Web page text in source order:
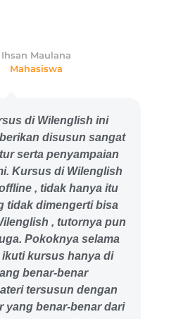
di Wilenglish ini
disusun sangat
serta penyampaian
Kursus di Wilenglish
, tidak hanya itu
tidak dimengerti bisa
, tutornya pun
Pokoknya selama
kursus hanya di
benar-benar
tersusun dengan
yang benar-benar dari
Ihsan Maulana
Mahasiswa